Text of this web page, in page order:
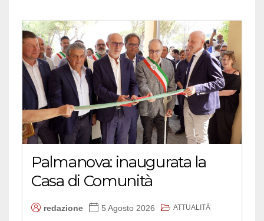
Palmanova: inaugurata la
Casa di Comunità
redazione 5 Agosto 2026 ATTUALITÀ